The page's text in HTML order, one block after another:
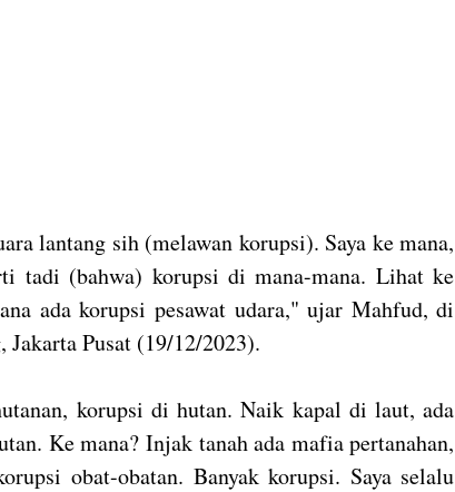
lantang sih (melawan korupsi). Saya ke mana,
tadi (bahwa) korupsi di mana-mana. Lihat ke
ada korupsi pesawat udara," ujar Mahfud, di
Pusat (19/12/2023).
korupsi di hutan. Naik kapal di laut, ada
Ke mana? Injak tanah ada mafia pertanahan,
obat-obatan. Banyak korupsi. Saya selalu